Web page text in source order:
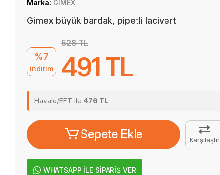
Marka: GIMEX
Gimex büyük bardak, pipetli lacivert
%7
indirim
528 TL
491 TL
Havale/EFT ile 476 TL
Sepete Ekle Karşılaştır
WHATSAPP İLE SİPARİŞ VER